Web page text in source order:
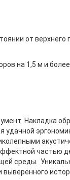
от
на 1,5 м и
Накладка
удачной
частью
среды.